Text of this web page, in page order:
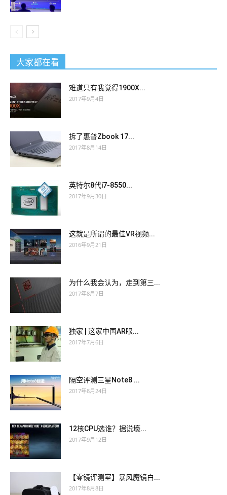
大家都在看
难道只有我觉得1900X...
2017年9月4日
拆了惠普Zbook 17...
2017年8月14日
英特尔8代i7-8550...
2017年9月30日
这就是所谓的最佳VR视频...
2016年9月21日
为什么我会认为，走到第三...
2017年8月7日
独家 | 这家中国AR眼...
2017年7月6日
隔空评测三星Note8 ...
2017年8月24日
12核CPU选谁？据说壕...
2017年9月12日
【零镜评测室】暴风魔镜白...
2017年8月8日